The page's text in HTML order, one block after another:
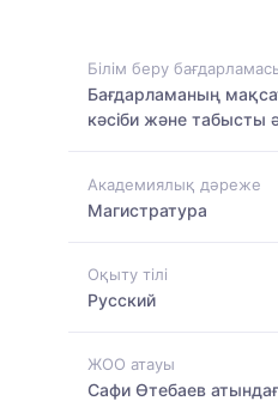
Білім беру
Бағдарламаның
кәсіби және табысты
Академиялық дәреже
Магистратура
Оқыту тілі
Русский
ЖОО атауы
Сафи Өтебаев